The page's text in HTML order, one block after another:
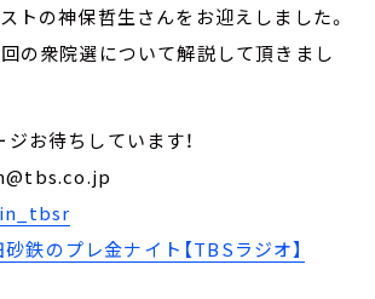
トの神保哲生さんをお迎えしました。
の衆院選について解説して頂きまし
お待ちしています！
鉄のプレ金ナイト【TBSラジオ】